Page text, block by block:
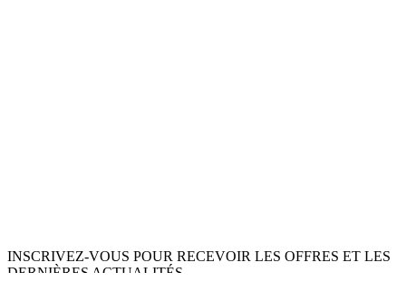
INSCRIVEZ-VOUS POUR RECEVOIR LES OFFRES ET LES
DERNIÈRES ACTUALITÉS.